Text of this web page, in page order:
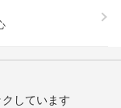
しています